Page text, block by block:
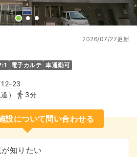
2026/07/27更新
電子カルテ 車通勤可
12-23
）
3分
設について問い合わせる
知りたい